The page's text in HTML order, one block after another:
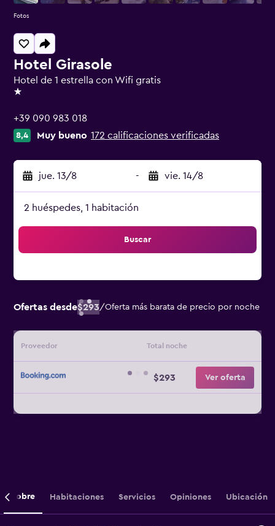
Hotel Girasole
Hotel de 1 estrella con Wifi gratis
1 estrella
+39 090 983 018
8,4 Muy bueno 172 calificaciones verificadas
jue. 13/8 - vie. 14/8
2 huéspedes, 1 habitación
Buscar
Ofertas desde$293/Oferta más barata de precio por noche
Proveedor Total noche
$293 Ver oferta
Fotos
Sobre Habitaciones Servicios Opiniones Ubicación